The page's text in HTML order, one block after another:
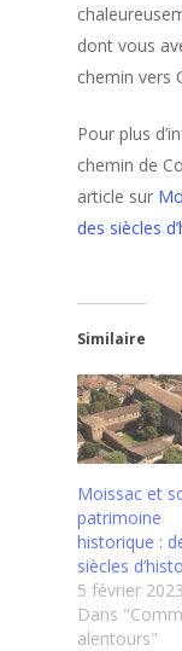
dont vous
chemin vers
Pour plus
chemin de
article sur
des siècles
Similaire
Moissac et
patrimoine
historique :
siècles
5 février 2023
Dans
alentours"